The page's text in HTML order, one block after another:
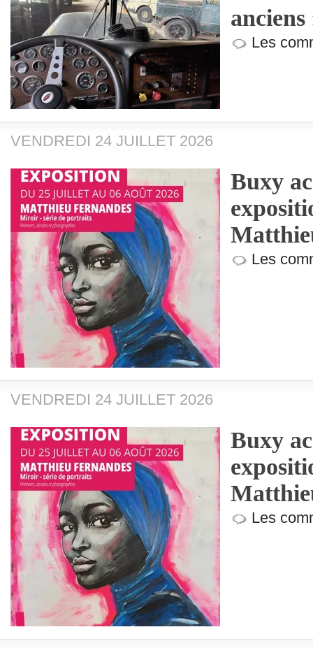
anciens
Les
VENDREDI 24 JUILLET 2026
Buxy
Les
VENDREDI 24 JUILLET 2026
Buxy
Les